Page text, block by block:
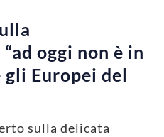
oggi non è in
Europei del
sulla delicata